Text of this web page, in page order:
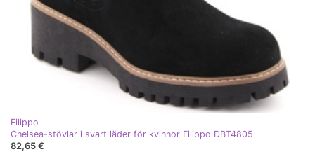
Filippo
Chelsea-stövlar i svart läder för kvinnor Filippo DBT4805
82,65 €